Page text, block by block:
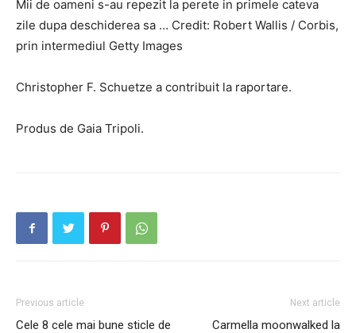
Mii de oameni s-au repezit la perete in primele cateva
zile dupa deschiderea sa … Credit: Robert Wallis / Corbis,
prin intermediul Getty Images
Christopher F. Schuetze a contribuit la raportare.
Produs de Gaia Tripoli.
Previous article
Cele 8 cele mai bune sticle de
Next article
Carmella moonwalked la